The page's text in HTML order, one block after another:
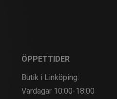
ÖPPETTIDER
Butik i Linköping:
Vardagar 10:00-18:00